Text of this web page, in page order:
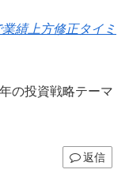
績上方修正タイミ
の投資戦略テーマ
返信